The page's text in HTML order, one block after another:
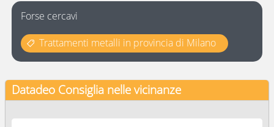
Forse cercavi
Trattamenti metalli in provincia di Milano
Datadeo Consiglia nelle vicinanze